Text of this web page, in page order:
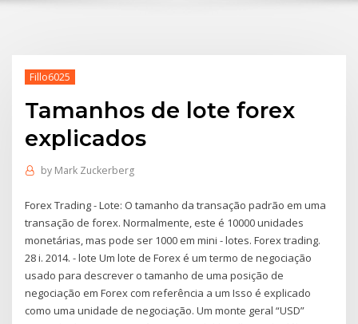
Fillo6025
Tamanhos de lote forex
explicados
by Mark Zuckerberg
Forex Trading - Lote: O tamanho da transação padrão em uma
transação de forex. Normalmente, este é 10000 unidades
monetárias, mas pode ser 1000 em mini - lotes. Forex trading.
28 і. 2014. - lote Um lote de Forex é um termo de negociação
usado para descrever o tamanho de uma posição de
negociação em Forex com referência a um Isso é explicado
como uma unidade de negociação. Um monte geral “USD”